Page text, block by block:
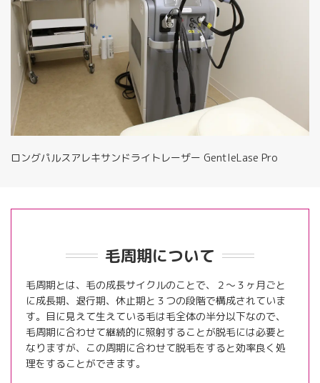
ロングパルスアレキサンドライトレーザー GentleLase Pro
毛周期について
毛周期とは、毛の成長サイクルのことで、２～３ヶ月ごと
に成長期、退行期、休止期と３つの段階で構成されていま
す。目に見えて生えている毛は毛全体の半分以下なので、
毛周期に合わせて継続的に照射することが脱毛には必要と
なりますが、この周期に合わせて脱毛をすると効率良く処
理をすることができます。